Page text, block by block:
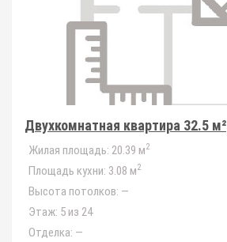
Двухкомнатная квартира 32.5 м²
Жилая площадь: 20.39 м2
Площадь кухни: 3.08 м2
Высота потолков: —
Этаж: 5 из 24
Отделка: —